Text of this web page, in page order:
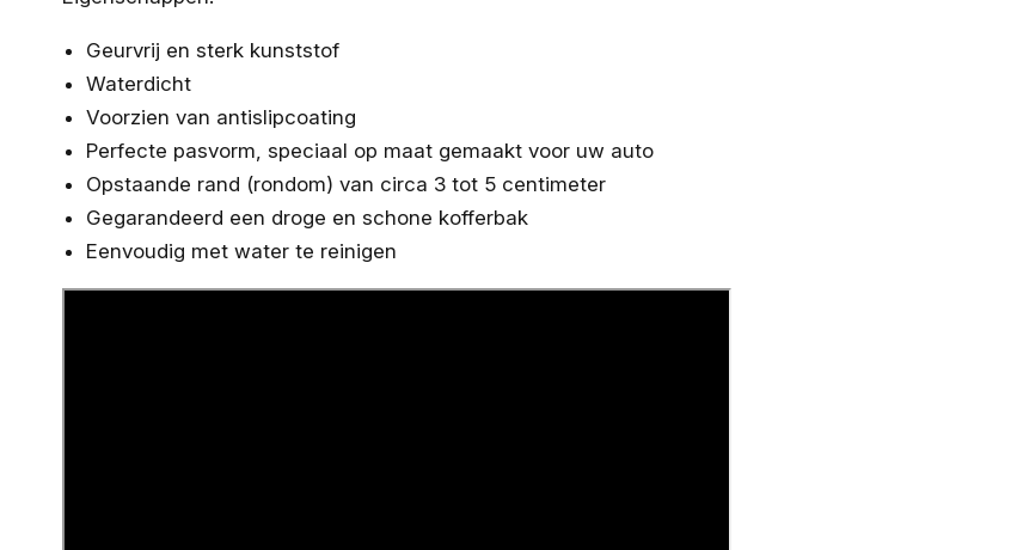
Geurvrij en sterk kunststof
Waterdicht
Voorzien van antislipcoating
Perfecte pasvorm, speciaal op maat gemaakt voor uw auto
Opstaande rand (rondom) van circa 3 tot 5 centimeter
Gegarandeerd een droge en schone kofferbak
Eenvoudig met water te reinigen